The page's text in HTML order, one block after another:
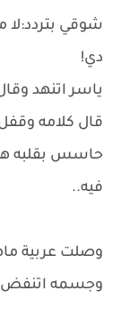
شوقي
دي!
ياسر اتنهد
قال كلامه
حاسس بقلبه
فيه..
وصلت عربية
وجسمه اتنفض